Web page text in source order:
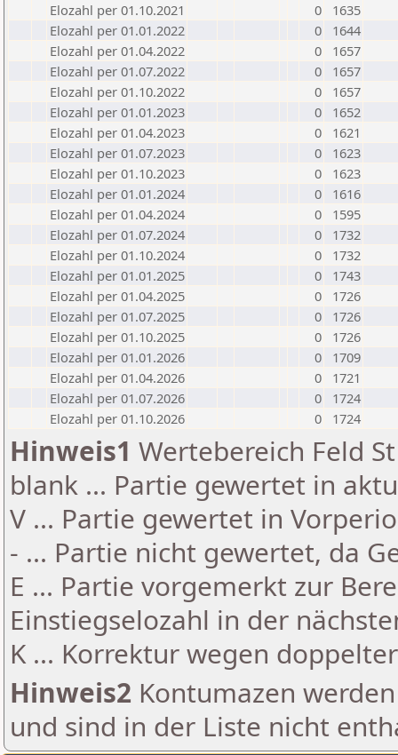
Elozahl per 01.10.2021
0
1635
Elozahl per 01.01.2022
0
1644
Elozahl per 01.04.2022
0
1657
Elozahl per 01.07.2022
0
1657
Elozahl per 01.10.2022
0
1657
Elozahl per 01.01.2023
0
1652
Elozahl per 01.04.2023
0
1621
Elozahl per 01.07.2023
0
1623
Elozahl per 01.10.2023
0
1623
Elozahl per 01.01.2024
0
1616
Elozahl per 01.04.2024
0
1595
Elozahl per 01.07.2024
0
1732
Elozahl per 01.10.2024
0
1732
Elozahl per 01.01.2025
0
1743
Elozahl per 01.04.2025
0
1726
Elozahl per 01.07.2025
0
1726
Elozahl per 01.10.2025
0
1726
Elozahl per 01.01.2026
0
1709
Elozahl per 01.04.2026
0
1721
Elozahl per 01.07.2026
0
1724
Elozahl per 01.10.2026
0 1724
Hinweis1 Wertebereich Feld
blank ... Partie gewertet in
V ... Partie gewertet in
- ... Partie nicht gewertet, da
E ... Partie vorgemerkt zur
Einstiegselozahl in der
K ... Korrektur wegen
Hinweis2 Kontumazen
und sind in der Liste nicht